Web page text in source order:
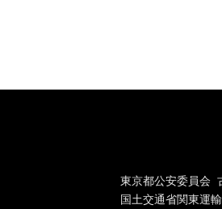
東京都公安委員会
国土交通省関東運